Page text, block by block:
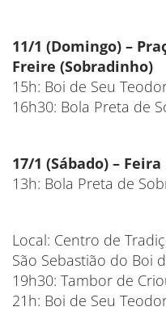
11/1 (Domingo) –
Freire (Sobradinho)
15h: Boi de Seu
16h30: Bola Preta de
17/1 (Sábado) –
13h: Bola Preta de
Local: Centro de
São Sebastião do Boi
19h30: Tambor de
21h: Boi de Seu